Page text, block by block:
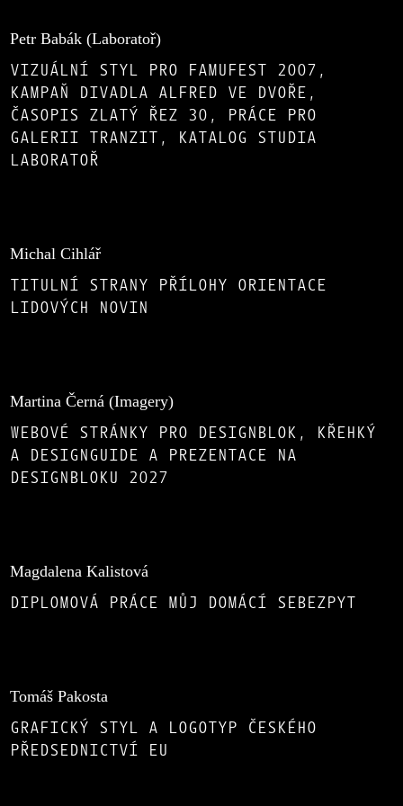
Petr Babák (Laboratoř)
VIZUÁLNÍ STYL PRO FAMUFEST 2007,
KAMPAŇ DIVADLA ALFRED VE DVOŘE,
ČASOPIS ZLATÝ ŘEZ 30, PRÁCE PRO
GALERII TRANZIT, KATALOG STUDIA
LABORATOŘ
Michal Cihlář
TITULNÍ STRANY PŘÍLOHY ORIENTACE
LIDOVÝCH NOVIN
Martina Černá (Imagery)
WEBOVÉ STRÁNKY PRO DESIGNBLOK, KŘEHKÝ
A DESIGNGUIDE A PREZENTACE NA
DESIGNBLOKU 2027
Magdalena Kalistová
DIPLOMOVÁ PRÁCE MŮJ DOMÁCÍ SEBEZPYT
Tomáš Pakosta
GRAFICKÝ STYL A LOGOTYP ČESKÉHO
PŘEDSEDNICTVÍ EU